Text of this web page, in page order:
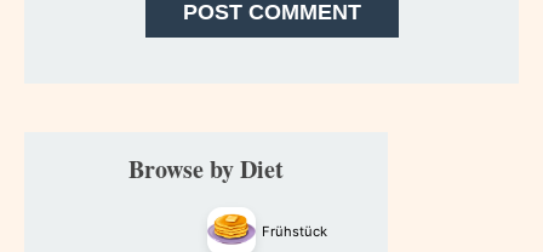
Primary
SidebarBrowse by Diet
Frühstück